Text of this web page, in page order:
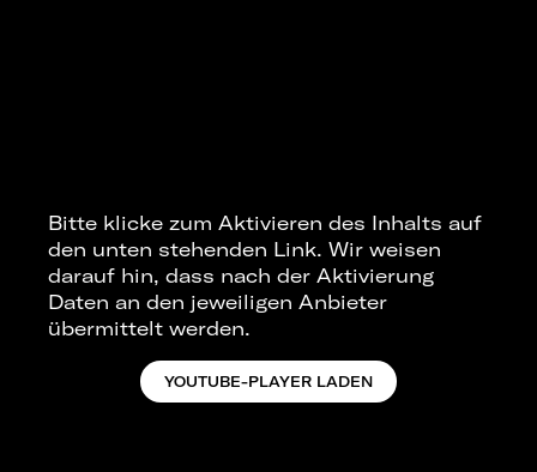
Bitte klicke zum Aktivieren des Inhalts auf
den unten stehenden Link. Wir weisen
darauf hin, dass nach der Aktivierung
Daten an den jeweiligen Anbieter
übermittelt werden.
YOUTUBE-PLAYER LADEN